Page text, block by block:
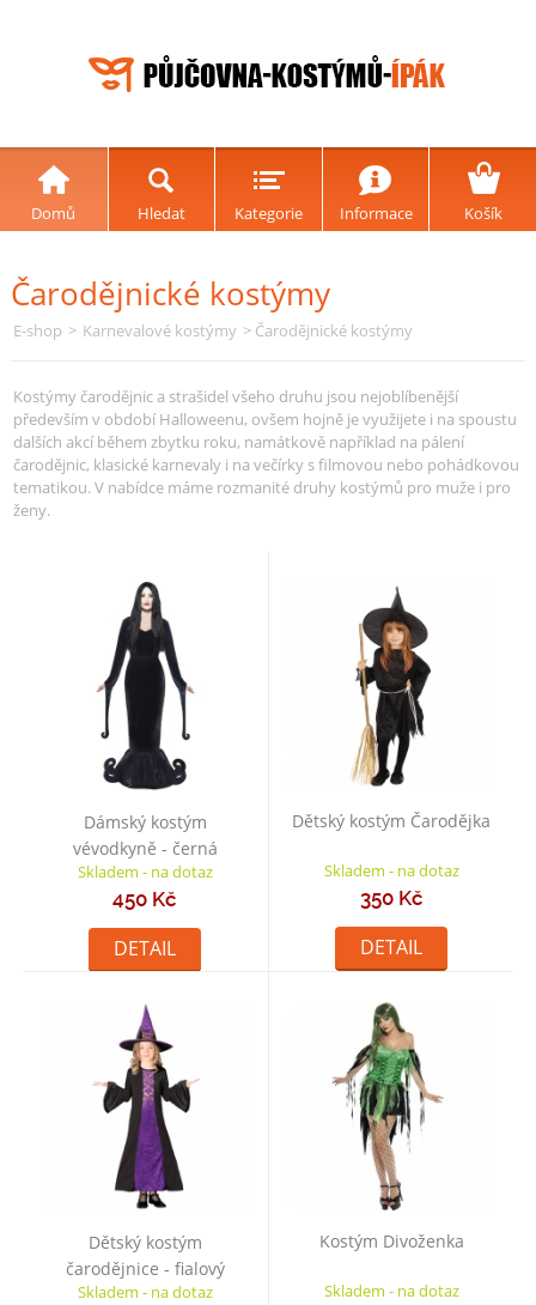
Domů Hledat Kategorie Informace Košík
Čarodějnické kostýmy
E-shop > Karnevalové kostýmy > Čarodějnické kostýmy
Kostýmy čarodějnic a strašidel všeho druhu jsou nejoblíbenější
především v období Halloweenu, ovšem hojně je využijete i na spoustu
dalších akcí během zbytku roku, namátkově například na pálení
čarodějnic, klasické karnevaly i na večírky s filmovou nebo pohádkovou
tematikou. V nabídce máme rozmanité druhy kostýmů pro muže i pro
ženy.
Dámský kostým
vévodkyně - černá
Skladem - na dotaz
450 Kč
DETAIL
Dětský kostým Čarodějka
Skladem - na dotaz
350 Kč
DETAIL
Dětský kostým
čarodějnice - fialový
Skladem - na dotaz
Kostým Divoženka
Skladem - na dotaz